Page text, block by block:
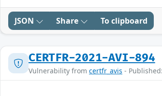
JSON Share To clipboard
CERTFR-2021-AVI-894
Vulnerability from certfr_avis -